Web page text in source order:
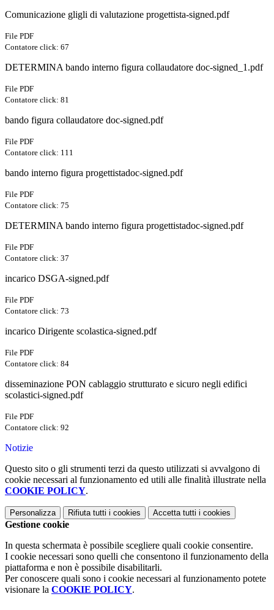
Comunicazione gligli di valutazione progettista-signed.pdf
File PDF
Contatore click: 67
DETERMINA bando interno figura collaudatore doc-signed_1.pdf
File PDF
Contatore click: 81
bando figura collaudatore doc-signed.pdf
File PDF
Contatore click: 111
bando interno figura progettistadoc-signed.pdf
File PDF
Contatore click: 75
DETERMINA bando interno figura progettistadoc-signed.pdf
File PDF
Contatore click: 37
incarico DSGA-signed.pdf
File PDF
Contatore click: 73
incarico Dirigente scolastica-signed.pdf
File PDF
Contatore click: 84
disseminazione PON cablaggio strutturato e sicuro negli edifici
scolastici-signed.pdf
File PDF
Contatore click: 92
Notizie
Questo sito o gli strumenti terzi da questo utilizzati si avvalgono di
cookie necessari al funzionamento ed utili alle finalità illustrate nella
COOKIE POLICY.
Personalizza Rifiuta tutti i cookies Accetta tutti i cookies
Gestione cookie
In questa schermata è possibile scegliere quali cookie consentire.
I cookie necessari sono quelli che consentono il funzionamento della
piattaforma e non è possibile disabilitarli.
Per conoscere quali sono i cookie necessari al funzionamento potete
visionare la COOKIE POLICY.